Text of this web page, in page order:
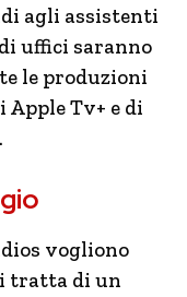
agli assistenti
uffici saranno
le produzioni
Apple Tv+ e di
vogliono
tratta di un